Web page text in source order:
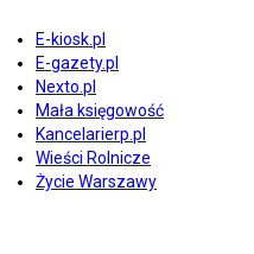
E-kiosk.pl
E-gazety.pl
Nexto.pl
Mała księgowość
Kancelarierp.pl
Wieści Rolnicze
Życie Warszawy